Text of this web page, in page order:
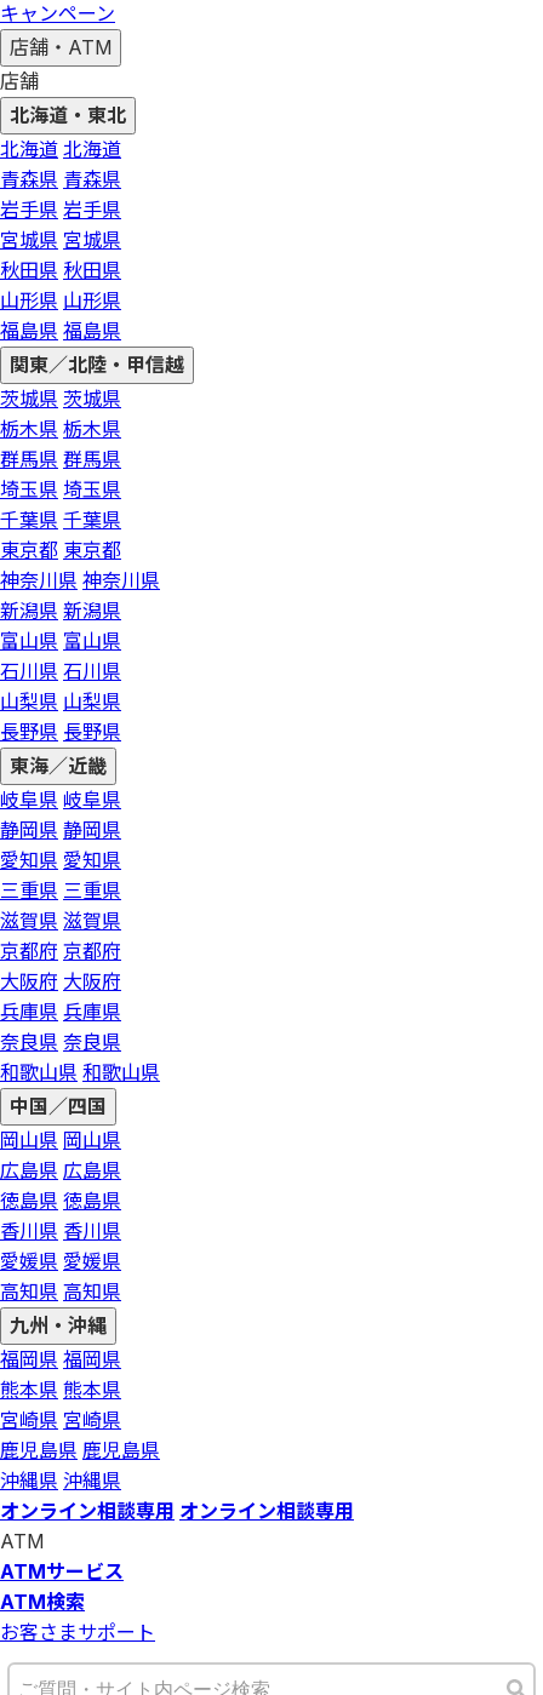
キャンペーン
店舗・ATM
店舗
北海道・東北
北海道 北海道
青森県 青森県
岩手県 岩手県
宮城県 宮城県
秋田県 秋田県
山形県 山形県
福島県 福島県
関東／北陸・甲信越
茨城県 茨城県
栃木県 栃木県
群馬県 群馬県
埼玉県 埼玉県
千葉県 千葉県
東京都 東京都
神奈川県 神奈川県
新潟県 新潟県
富山県 富山県
石川県 石川県
山梨県 山梨県
長野県 長野県
東海／近畿
岐阜県 岐阜県
静岡県 静岡県
愛知県 愛知県
三重県 三重県
滋賀県 滋賀県
京都府 京都府
大阪府 大阪府
兵庫県 兵庫県
奈良県 奈良県
和歌山県 和歌山県
中国／四国
岡山県 岡山県
広島県 広島県
徳島県 徳島県
香川県 香川県
愛媛県 愛媛県
高知県 高知県
九州・沖縄
福岡県 福岡県
熊本県 熊本県
宮崎県 宮崎県
鹿児島県 鹿児島県
沖縄県 沖縄県
オンライン相談専用 オンライン相談専用
ATM
ATMサービス
ATM検索
お客さまサポート